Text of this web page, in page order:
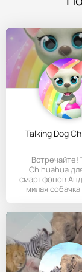
Talking Dog
Встречайте!
Chihuahua
смартфонов
милая